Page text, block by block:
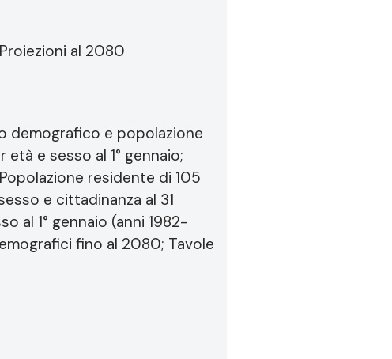
al 2080
demografico e popolazione
e sesso al 1° gennaio;
residente di 105
e cittadinanza al 31
al 1° gennaio (anni 1982-
fino al 2080; Tavole